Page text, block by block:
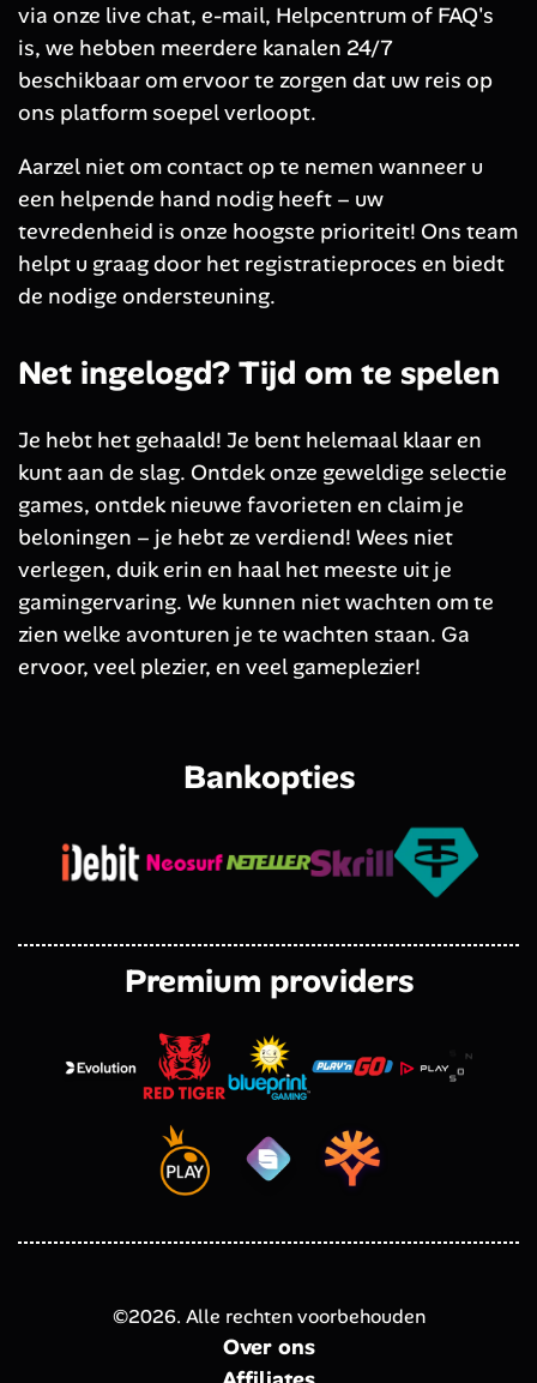
via onze live chat, e-mail, Helpcentrum of FAQ's
is, we hebben meerdere kanalen 24/7
beschikbaar om ervoor te zorgen dat uw reis op
ons platform soepel verloopt.
Aarzel niet om contact op te nemen wanneer u
een helpende hand nodig heeft – uw
tevredenheid is onze hoogste prioriteit! Ons team
helpt u graag door het registratieproces en biedt
de nodige ondersteuning.
Net ingelogd? Tijd om te spelen
Je hebt het gehaald! Je bent helemaal klaar en
kunt aan de slag. Ontdek onze geweldige selectie
games, ontdek nieuwe favorieten en claim je
beloningen – je hebt ze verdiend! Wees niet
verlegen, duik erin en haal het meeste uit je
gamingervaring. We kunnen niet wachten om te
zien welke avonturen je te wachten staan. Ga
ervoor, veel plezier, en veel gameplezier!
Bankopties
Premium providers
©2026. Alle rechten voorbehouden
Over ons